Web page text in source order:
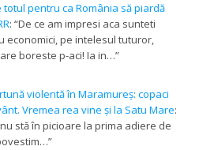
totul pentru ca România să piardă
: “De ce am impresi aca sunteti
economici, pe intelesul tuturor,
boreste p-aci! Ia in…”
violentă în Maramureș: copaci
Vremea rea vine și la Satu Mare:
stă în picioare la prima adiere de
”